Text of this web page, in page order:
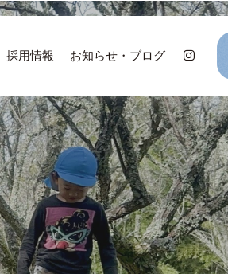
採用情報 お知らせ・ブログ